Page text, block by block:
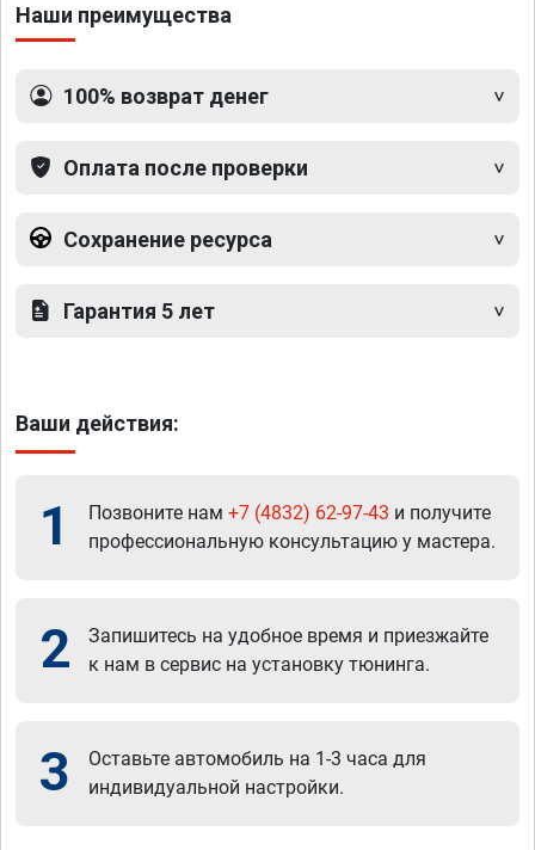
Наши преимущества
100% возврат денег
Оплата после проверки
Сохранение ресурса
Гарантия 5 лет
Ваши действия:
1 Позвоните нам +7 (4832) 62-97-43 и получите
профессиональную консультацию у мастера.
2
Запишитесь на удобное время и приезжайте
к нам в сервис на установку тюнинга.
3
Оставьте автомобиль на 1-3 часа для
индивидуальной настройки.